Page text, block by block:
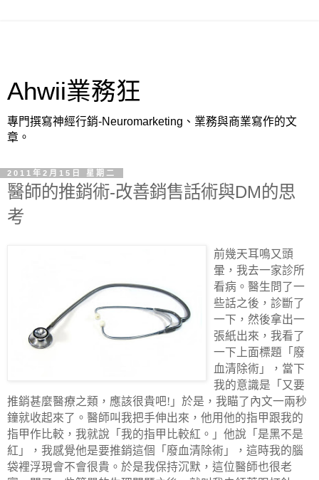
Ahwii業務狂
專門撰寫神經行銷-Neuromarketing、業務與商業寫作的文
章。
2011年2月15日 星期二
醫師的推銷術-改善銷售話術與DM的思
考
前幾天耳鳴又頭
暈，我去一家診所
看病。醫生問了一
些話之後，診斷了
一下，然後拿出一
張紙出來，我看了
一下上面標題「廢
血清除術」，當下
我的意識是「又要
推銷甚麼醫療之類，應該很貴吧! 」於是，我瞄了內文一兩秒
鐘就收起來了。醫師叫我把手伸出來，他用他的指甲跟我的
指甲作比較，我就說「我的指甲比較紅。」他說「是黑不是
紅」，我感覺他是要推銷這個「廢血清除術」，這時我的腦
袋裡浮現會不會很貴。於是我保持沉默，這位醫師也很老